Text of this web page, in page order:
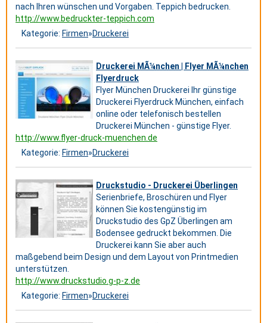
nach Ihren wünschen und Vorgaben. Teppich bedrucken.
http://www.bedruckter-teppich.com
Kategorie: Firmen»Druckerei
Druckerei MÃ¼nchen | Flyer MÃ¼nchen
Flyerdruck
Flyer München Druckerei Ihr günstige
Druckerei Flyerdruck München, einfach
online oder telefonisch bestellen
Druckerei München - günstige Flyer.
http://www.flyer-druck-muenchen.de
Kategorie: Firmen»Druckerei
Druckstudio - Druckerei Überlingen
Serienbriefe, Broschüren und Flyer
können Sie kostengünstig im
Druckstudio des GpZ Überlingen am
Bodensee gedruckt bekommen. Die
Druckerei kann Sie aber auch
maßgebend beim Design und dem Layout von Printmedien
unterstützen.
http://www.druckstudio.g-p-z.de
Kategorie: Firmen»Druckerei